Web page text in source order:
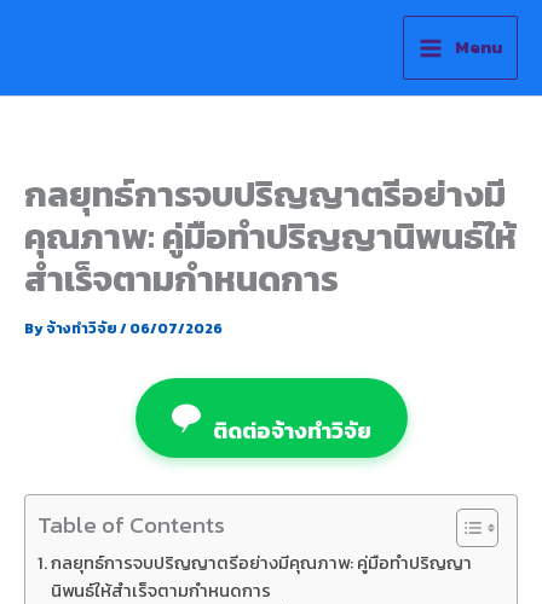
Menu
กลยุทธ์การจบปริญญาตรีอย่างมี
คุณภาพ: คู่มือทำปริญญานิพนธ์ให้
สำเร็จตามกำหนดการ
Byจ้างทำวิจัย/06/07/2026
ติดต่อจ้างทำวิจัย
Table of Contents
กลยุทธ์การจบปริญญาตรีอย่างมีคุณภาพ: คู่มือทำปริญญา
นิพนธ์ให้สำเร็จตามกำหนดการ